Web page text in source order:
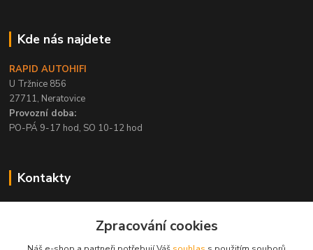
Kde nás najdete
RAPID AUTOHIFI
U Tržnice 856
27711, Neratovice
Provozní doba:
PO-PÁ 9-17 hod, SO 10-12 hod
Kontakty
PO-PÁ / 9-17 hod, SO 10-12 hodZpracování cookies